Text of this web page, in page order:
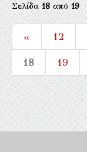
Σελίδα18από19
« 12
18
19